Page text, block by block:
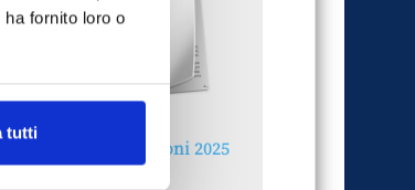
fornito loro o
tutti
Reclami e sanzioni 2025